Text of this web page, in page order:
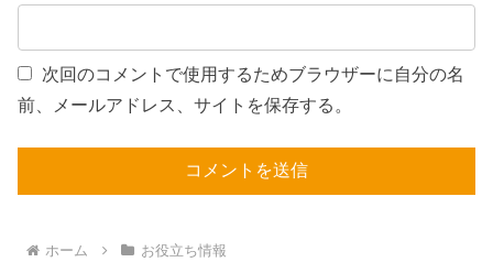
次回のコメントで使用するためブラウザーに自分の名
前、メールアドレス、サイトを保存する。
ホーム お役立ち情報